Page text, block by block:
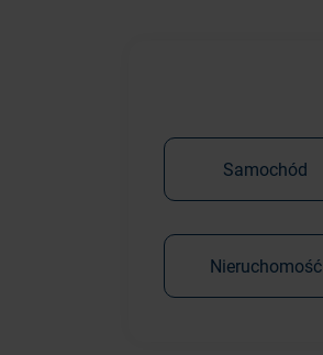
Samochód
Nieruchomość